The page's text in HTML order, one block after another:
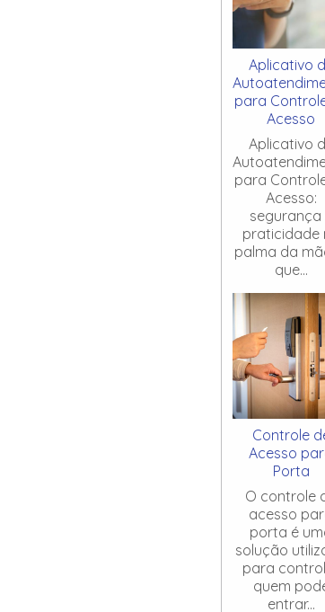
Aplicativo
para
Acesso
Aplicativo
para
Acesso:
segurança
praticidade
palma da
que...
Controle
Acesso
Porta
O controle
acesso
porta é
solução
para
quem
entrar...